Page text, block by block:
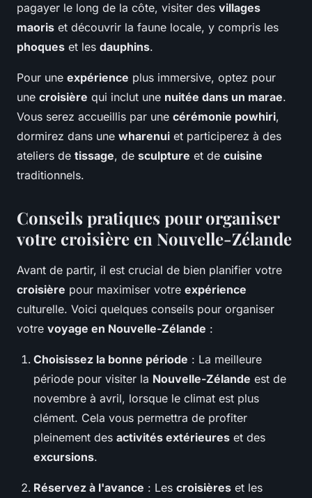
pagayer le long de la côte, visiter des villages
maoris et découvrir la faune locale, y compris les
phoques et les dauphins.
Pour une expérience plus immersive, optez pour
une croisière qui inclut une nuitée dans un marae.
Vous serez accueillis par une cérémonie powhiri,
dormirez dans une wharenui et participerez à des
ateliers de tissage, de sculpture et de cuisine
traditionnels.
Conseils pratiques pour organiser
votre croisière en Nouvelle-Zélande
Avant de partir, il est crucial de bien planifier votre
croisière pour maximiser votre expérience
culturelle. Voici quelques conseils pour organiser
votre voyage en Nouvelle-Zélande :
Choisissez la bonne période : La meilleure
période pour visiter la Nouvelle-Zélande est de
novembre à avril, lorsque le climat est plus
clément. Cela vous permettra de profiter
pleinement des activités extérieures et des
excursions.
Réservez à l'avance : Les croisières et les